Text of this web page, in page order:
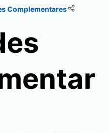
Complementares